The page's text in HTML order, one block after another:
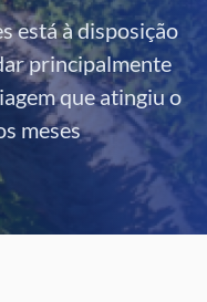
está à disposição
principalmente
que atingiu o
meses